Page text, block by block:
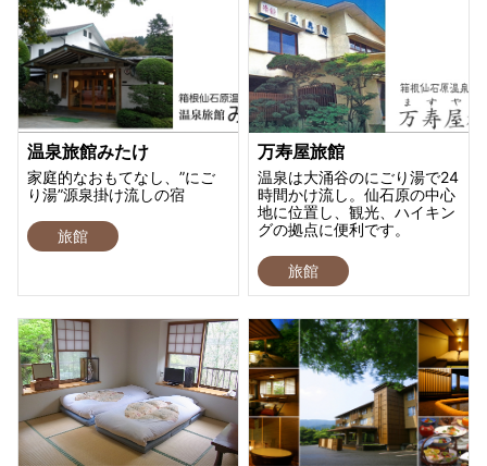
温泉旅館みたけ
家庭的なおもてなし、”にご
り湯”源泉掛け流しの宿
旅館
万寿屋旅館
温泉は大涌谷のにごり湯で24
時間かけ流し。仙石原の中心
地に位置し、観光、ハイキン
グの拠点に便利です。
旅館